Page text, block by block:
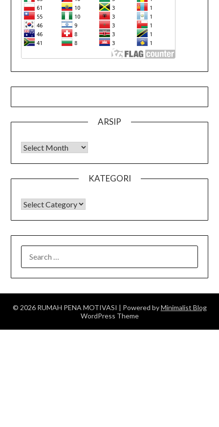
ARSIP
Arsip
KATEGORI
KATEGORI
FOR:
© 2026 RUMAH PENA MOTIVASI | Powered byMinimalist Blog
WordPress Theme